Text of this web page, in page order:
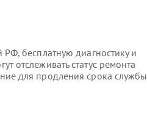
РФ, бесплатную диагностику и
отслеживать статус ремонта
для продления срока службы